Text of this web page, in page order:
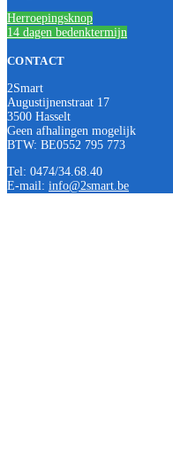
Herroepingsknop
14 dagen bedenktermijn
CONTACT
2Smart
Augustijnenstraat 17
3500 Hasselt
Geen afhalingen mogelijk
BTW: BE0552 795 773
Tel: 0474/34.68.40
E-mail: info@2smart.be